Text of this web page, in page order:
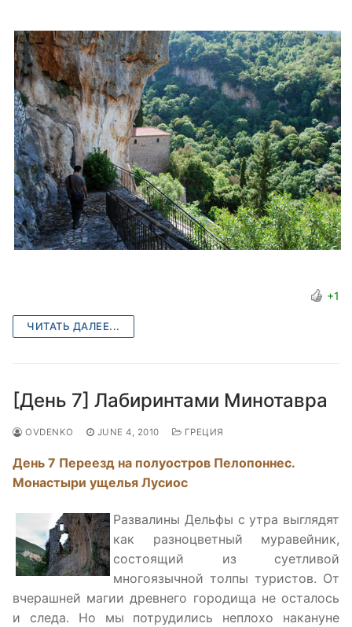
+1
ЧИТАТЬ ДАЛЕЕ...
[День 7] Лабиринтами Минотавра
OVDENKO JUNE 4, 2010 ГРЕЦИЯ
День 7 Переезд на полуостров Пелопоннес.
Монастыри ущелья Лусиос
Развалины Дельфы с утра выглядят
как разноцветный муравейник,
состоящий из суетливой
многоязычной толпы туристов. От
вчерашней магии древнего городища не осталось
и следа. Но мы потрудились неплохо накануне